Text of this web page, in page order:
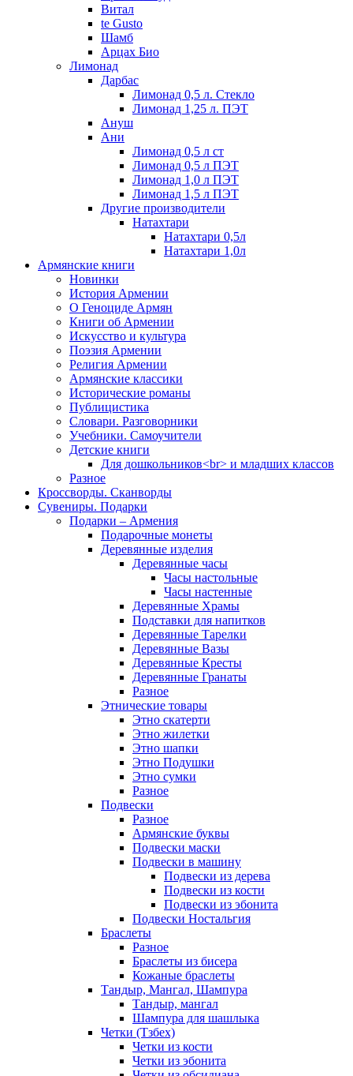
Витал
te Gusto
Шамб
Арцах Био
Лимонад
Дарбас
Лимонад 0,5 л. Стекло
Лимонад 1,25 л. ПЭТ
Ануш
Ани
Лимонад 0,5 л ст
Лимонад 0,5 л ПЭТ
Лимонад 1,0 л ПЭТ
Лимонад 1,5 л ПЭТ
Другие производители
Натахтари
Натахтари 0,5л
Натахтари 1,0л
Армянские книги
Новинки
История Армении
О Геноциде Армян
Книги об Армении
Иcкусство и культура
Поэзия Армении
Религия Армении
Армянские классики
Исторические романы
Публицистика
Словари. Разговорники
Учебники. Самоучители
Детские книги
Для дошкольников<br> и младших классов
Разное
Кроссворды. Сканворды
Сувениры. Подарки
Подарки – Армения
Подарочные монеты
Деревянные изделия
Деревянные часы
Часы настольные
Часы настенные
Деревянные Храмы
Подставки для напитков
Деревянные Тарелки
Деревянные Вазы
Деревянные Кресты
Деревянные Гранаты
Разное
Этнические товары
Этно скатерти
Этно жилетки
Этно шапки
Этно Подушки
Этно сумки
Разное
Подвески
Разное
Армянские буквы
Подвески маски
Подвески в машину
Подвески из дерева
Подвески из кости
Подвески из эбонита
Подвески Ностальгия
Браслеты
Разное
Браслеты из бисера
Кожаные браслеты
Тандыр, Мангал, Шампура
Тандыр, мангал
Шампура для шашлыка
Четки (Тзбех)
Четки из кости
Четки из эбонита